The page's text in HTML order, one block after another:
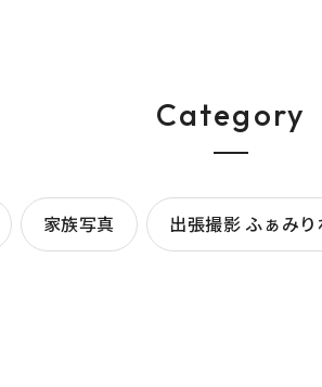
Category
家族写真 出張撮影 ふぁみり